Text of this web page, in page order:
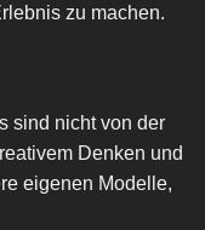
zu machen.
sind nicht von der
Denken und
eigenen Modelle,